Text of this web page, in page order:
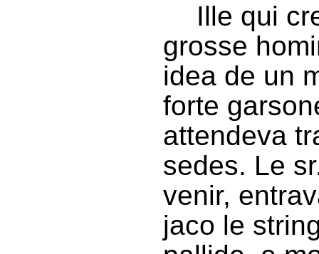
Ille qui
grosse
idea de un
forte
attendeva
sedes. Le
venir,
jaco le